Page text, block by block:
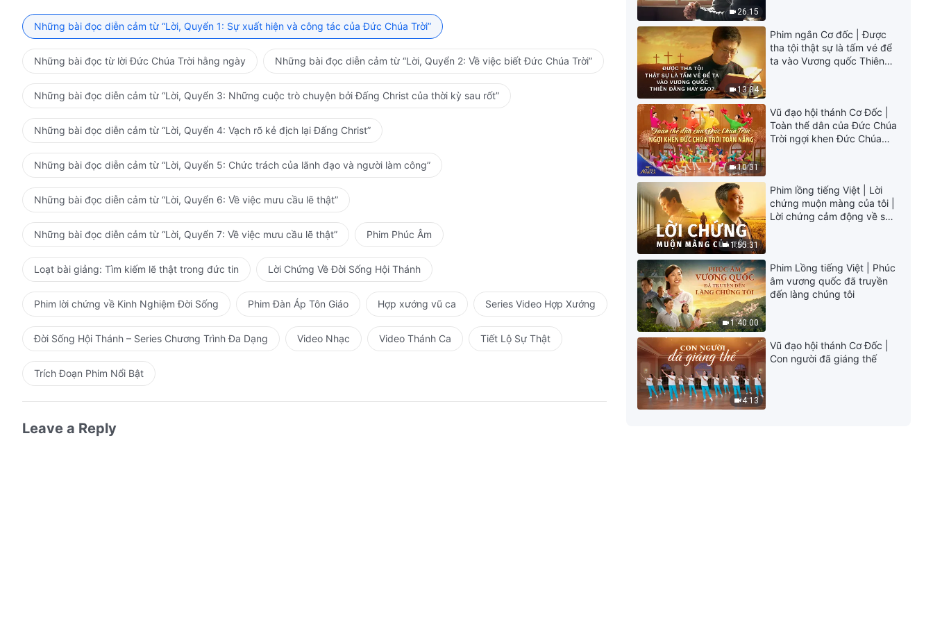
13:34
của Đức Chúa Trời với toàn vũ
trụ: Chương 21
12:51
Lời Đức Chúa Trời | Những lời
của Đức Chúa Trời với toàn vũ
trụ: Chương 22
4:26
Lời Đức Chúa Trời | Những lời
của Đức Chúa Trời với toàn vũ
trụ: Hỡi các dân sự của Ta, nào
hãy hoan hô!
12:07
Lời Đức Chúa Trời | Những lời
của Đức Chúa Trời với toàn vũ
trụ: Chương 26
12:45
Lời Đức Chúa Trời | Những lời
của Đức Chúa Trời với toàn vũ
trụ: Chương 27
13:41
Lời Đức Chúa Trời | Những lời
của Đức Chúa Trời với toàn vũ
trụ: Chương 28
Loài người cũng đang đổi thay… Vạn vật đều đang thay đổi…
Hỡi những ngọn núi trầm mặc! Hãy đứng lên khiêu vũ vì Ta!
Hỡi những dòng nước ngừng chảy! Nào hãy tuôn đi!
Hỡi những con người chìm trong mộng mị! Hãy thức tỉnh và tiến lên nào!
Ta đã đến đây… Ta đã là Vua…
Loài người đã được tận mắt thấy Ta, tận tai nghe lời Ta nói,
được tự mình trải nghiệm cuộc sống ở Vương quốc…
Ngọt ngào làm sao… Tốt lành làm sao…
Chẳng thể nào quên… Chẳng thể nào quên…
Trong ngọn lửa thịnh nộ của Ta, con rồng lớn sắc đỏ đang giãy giụa;
trước lời nghiêm khắc của Ta, loài người vô cùng xấu hổ, chẳng biết giấu mình vào đâu.
Nhớ lại họ đã từng chế nhạo, giễu cợt Ta trong quá khứ,
hôm nay nhìn lại, ai mà không nhỏ lệ? Ai không ăn năn, hối lỗi?
Những bài đọc diễn cảm từ “Lời, Quyển 1: Sự xuất hiện và công tác của Đức Chúa Trời”
Những bài đọc từ lời Đức Chúa Trời hằng ngày Những bài đọc diễn cảm từ “Lời, Quyển 2: Về việc biết Đức Chúa Trời”
Những bài đọc diễn cảm từ “Lời, Quyển 3: Những cuộc trò chuyện bởi Đấng Christ của thời kỳ sau rốt”
Những bài đọc diễn cảm từ “Lời, Quyển 4: Vạch rõ kẻ địch lại Đấng Christ”
Những bài đọc diễn cảm từ “Lời, Quyển 5: Chức trách của lãnh đạo và người làm công”
Những bài đọc diễn cảm từ “Lời, Quyển 6: Về việc mưu cầu lẽ thật”
Những bài đọc diễn cảm từ “Lời, Quyển 7: Về việc mưu cầu lẽ thật” Phim Phúc Âm
Loạt bài giảng: Tìm kiếm lẽ thật trong đức tin Lời Chứng Về Đời Sống Hội Thánh
Phim lời chứng về Kinh Nghiệm Đời Sống Phim Đàn Áp Tôn Giáo Hợp xướng vũ ca Series Video Hợp Xướng
Đời Sống Hội Thánh – Series Chương Trình Đa Dạng Video Nhạc Video Thánh Ca Tiết Lộ Sự Thật
Trích Đoạn Phim Nổi Bật
Leave a Reply
26:15
13:34
Phim ngắn Cơ đốc | Được
tha tội thật sự là tấm vé để
ta vào Vương quốc Thiên
10:31
Vũ đạo hội thánh Cơ Đốc |
Toàn thể dân của Đức Chúa
Trời ngợi khen Đức Chúa
1:55:31
Phim lồng tiếng Việt | Lời
chứng muộn màng của tôi |
Lời chứng cảm động về sự
1:40:00
Phim Lồng tiếng Việt | Phúc
âm vương quốc đã truyền
đến làng chúng tôi
4:13
Vũ đạo hội thánh Cơ Đốc |
Con người đã giáng thế